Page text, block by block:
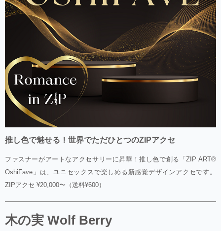
推し色で魅せる！世界でただひとつのZIPアクセ
ファスナーがアートなアクセサリーに昇華！推し色で創る「ZIP ART®
OshiFave」は、ユニセックスで楽しめる新感覚デザインアクセです。
ZIPアクセ ¥20,000〜（送料¥600）
木の実 Wolf Berry